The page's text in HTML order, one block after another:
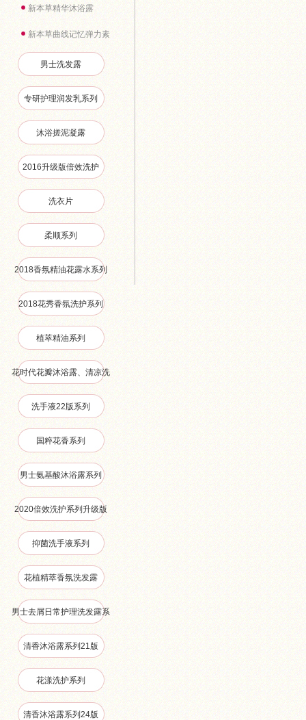
新本草精华沐浴露
新本草曲线记忆弹力素
男士洗发露
专研护理润发乳系列
沐浴搓泥凝露
2016升级版倍效洗护
洗衣片
柔顺系列
2018香氛精油花露水系列
2018花秀香氛洗护系列
植萃精油系列
花时代花瓣沐浴露、清凉洗
沐、抑菌洗手液系列
洗手液22版系列
国粹花香系列
男士氨基酸沐浴露系列
2020倍效洗护系列升级版
抑菌洗手液系列
花植精萃香氛洗发露
男士去屑日常护理洗发露系
列
清香沐浴露系列21版
花漾洗护系列
清香沐浴露系列24版